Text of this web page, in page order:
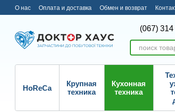
Перейти к основному контенту
О нас Оплата и доставка Обмен и возврат
(067)
HoReCa
Крупная
техника
Кухонная
техника